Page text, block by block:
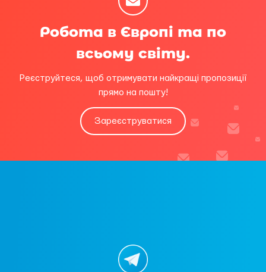
Робота в Європі та по
всьому світу.
Реєструйтеся, щоб отримувати найкращі пропозиції
прямо на пошту!
Зареєструватися